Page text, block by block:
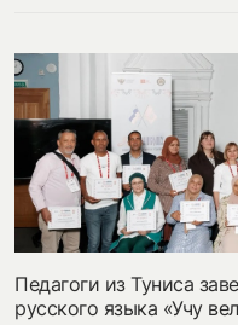
Педагоги из Туниса
русского языка «Учу